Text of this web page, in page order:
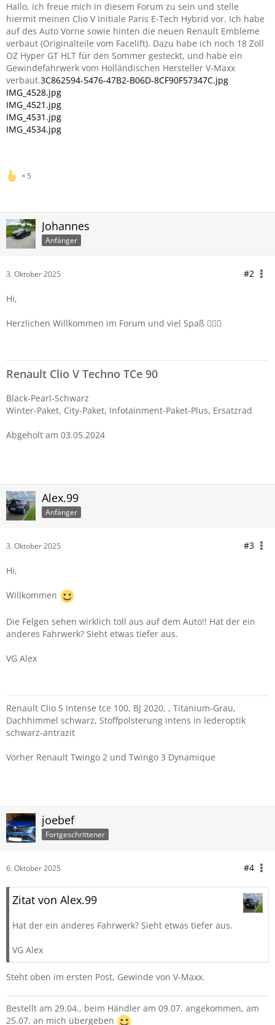
Hallo, ich freue mich in diesem Forum zu sein und stelle
hiermit meinen Clio V Initiale Paris E-Tech Hybrid vor. Ich habe
auf des Auto Vorne sowie hinten die neuen Renault Embleme
verbaut (Originalteile vom Facelift). Dazu habe ich noch 18 Zoll
OZ Hyper GT HLT für den Sommer gesteckt, und habe ein
Gewindefahrwerk vom Holländischen Hersteller V-Maxx
verbaut.3C862594-5476-47B2-B06D-8CF90F57347C.jpg
IMG_4528.jpg
IMG_4521.jpg
IMG_4531.jpg
IMG_4534.jpg
5
Johannes
Anfänger
3. Oktober 2025 #2
Hi,
Herzlichen Willkommen im Forum und viel Spaß 🙋🏼‍♂️
Renault Clio V Techno TCe 90
Black-Pearl-Schwarz
Winter-Paket, City-Paket, Infotainment-Paket-Plus, Ersatzrad
Abgeholt am 03.05.2024
Alex.99
Anfänger
3. Oktober 2025 #3
Hi,
Willkommen
Die Felgen sehen wirklich toll aus auf dem Auto!! Hat der ein
anderes Fahrwerk? Sieht etwas tiefer aus.
VG Alex
Renault Clio 5 Intense tce 100, BJ 2020, , Titanium-Grau,
Dachhimmel schwarz, Stoffpolsterung intens in lederoptik
schwarz-antrazit
Vorher Renault Twingo 2 und Twingo 3 Dynamique
joebef
Fortgeschrittener
6. Oktober 2025 #4
Zitat von Alex.99
Hat der ein anderes Fahrwerk? Sieht etwas tiefer aus.
VG Alex
Steht oben im ersten Post, Gewinde von V-Maxx.
Bestellt am 29.04., beim Händler am 09.07. angekommen, am
25.07. an mich übergeben